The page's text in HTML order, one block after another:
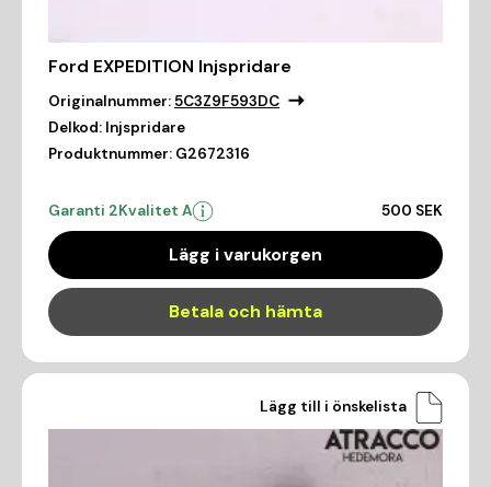
Ford EXPEDITION Injspridare
Originalnummer:5C3Z9F593DC
Delkod: Injspridare
Produktnummer: G2672316
Garanti 2Kvalitet A 500 SEK
Lägg i varukorgen
Betala och hämta
Lägg till i önskelista